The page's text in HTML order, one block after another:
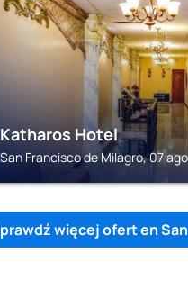
Katharos Hotel
San Francisco de Milagro, 07
więcej ofert en